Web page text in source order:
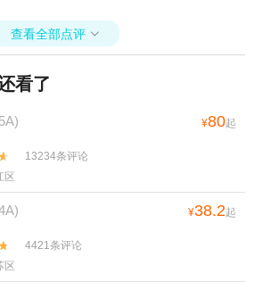
查看全部点评 
看了
¥80起
13234条评论
区
¥38.2起
4421条评论
区